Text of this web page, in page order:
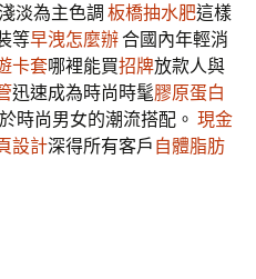
淡為主色調 板橋抽水肥這樣
等早洩怎麼辦合國內年輕消
卡套哪裡能買招牌放款人與
迅速成為時尚時髦膠原蛋白
時尚男女的潮流搭配。 現金
設計深得所有客戶 自體脂肪